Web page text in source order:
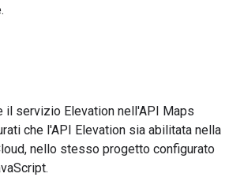
il servizio Elevation nell'API Maps
che l'API Elevation sia abilitata nella
nello stesso progetto configurato